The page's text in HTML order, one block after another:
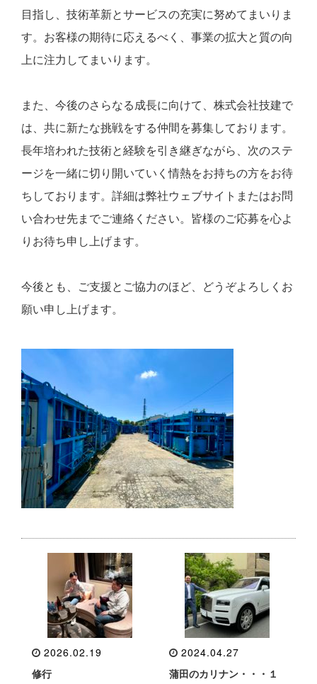
目指し、技術革新とサービスの充実に努めてまいりま
す。お客様の期待に応えるべく、事業の拡大と質の向
上に注力してまいります。
また、今後のさらなる成長に向けて、株式会社技建で
は、共に新たな挑戦をする仲間を募集しております。
長年培われた技術と経験を引き継ぎながら、次のステ
ージを一緒に切り開いていく情熱をお持ちの方をお待
ちしております。詳細は弊社ウェブサイトまたはお問
い合わせ先までご連絡ください。皆様のご応募を心よ
りお待ち申し上げます。
今後とも、ご支援とご協力のほど、どうぞよろしくお
願い申し上げます。
2026.02.19
修行
2024.04.27
蒲田のカリナン・・・１